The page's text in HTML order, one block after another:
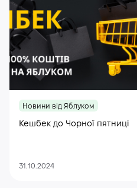
Новини від Яблуком
Кешбек до Чорної пятниці
31.10.2024